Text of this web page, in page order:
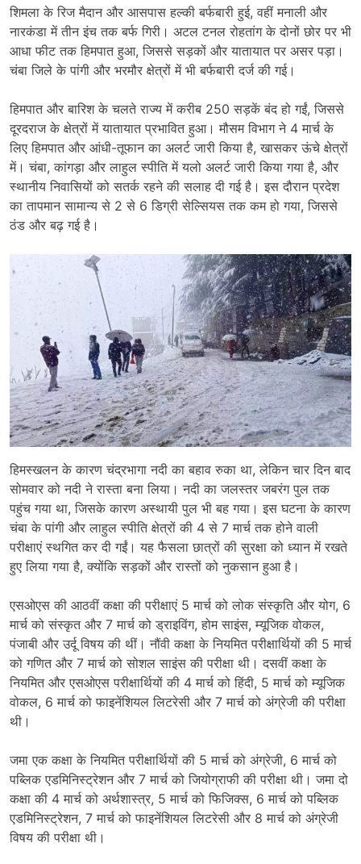
शिमला के रिज मैदान और आसपास हल्की बर्फबारी हुई, वहीं मनाली और
नारकंडा में तीन इंच तक बर्फ गिरी। अटल टनल रोहतांग के दोनों छोर पर भी
आधा फीट तक हिमपात हुआ, जिससे सड़कों और यातायात पर असर पड़ा।
चंबा जिले के पांगी और भरमौर क्षेत्रों में भी बर्फबारी दर्ज की गई।
हिमपात और बारिश के चलते राज्य में करीब 250 सड़कें बंद हो गईं, जिससे
दूरदराज के क्षेत्रों में यातायात प्रभावित हुआ। मौसम विभाग ने 4 मार्च के
लिए हिमपात और आंधी-तूफान का अलर्ट जारी किया है, खासकर ऊंचे क्षेत्रों
में। चंबा, कांगड़ा और लाहुल स्पीति में यलो अलर्ट जारी किया गया है, और
स्थानीय निवासियों को सतर्क रहने की सलाह दी गई है। इस दौरान प्रदेश
का तापमान सामान्य से 2 से 6 डिग्री सेल्सियस तक कम हो गया, जिससे
ठंड और बढ़ गई है।
हिमस्खलन के कारण चंद्रभागा नदी का बहाव रुका था, लेकिन चार दिन बाद
सोमवार को नदी ने रास्ता बना लिया। नदी का जलस्तर जबरंग पुल तक
पहुंच गया था, जिसके कारण अस्थायी पुल भी बह गया। इस घटना के कारण
चंबा के पांगी और लाहुल स्पीति क्षेत्रों की 4 से 7 मार्च तक होने वाली
परीक्षाएं स्थगित कर दी गईं। यह फैसला छात्रों की सुरक्षा को ध्यान में रखते
हुए लिया गया है, क्योंकि सड़कों और रास्तों को नुकसान हुआ है।
एसओएस की आठवीं कक्षा की परीक्षाएं 5 मार्च को लोक संस्कृति और योग, 6
मार्च को संस्कृत और 7 मार्च को ड्राइविंग, होम साइंस, म्यूजिक वोकल,
पंजाबी और उर्दू विषय की थीं। नौंवी कक्षा के नियमित परीक्षार्थियों की 5 मार्च
को गणित और 7 मार्च को सोशल साइंस की परीक्षा थी। दसवीं कक्षा के
नियमित और एसओएस परीक्षार्थियों की 4 मार्च को हिंदी, 5 मार्च को म्यूजिक
वोकल, 6 मार्च को फाइनेंशियल लिटरेसी और 7 मार्च को अंग्रेजी की परीक्षा
थी।
जमा एक कक्षा के नियमित परीक्षार्थियों की 5 मार्च को अंग्रेजी, 6 मार्च को
पब्लिक एडमिनिस्ट्रेशन और 7 मार्च को जियोग्राफी की परीक्षा थी। जमा दो
कक्षा की 4 मार्च को अर्थशास्त्र, 5 मार्च को फिजिक्स, 6 मार्च को पब्लिक
एडमिनिस्ट्रेशन, 7 मार्च को फाइनेंशियल लिटरेसी और 8 मार्च को अंग्रेजी
विषय की परीक्षा थी।